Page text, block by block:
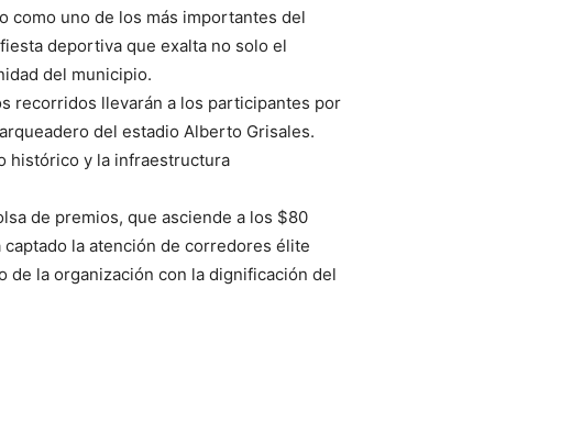
como uno de los más importantes del
deportiva que exalta no solo el
del municipio.
recorridos llevarán a los participantes por
del estadio Alberto Grisales.
histórico y la infraestructura
de premios, que asciende a los $80
la atención de corredores élite
de la organización con la dignificación del